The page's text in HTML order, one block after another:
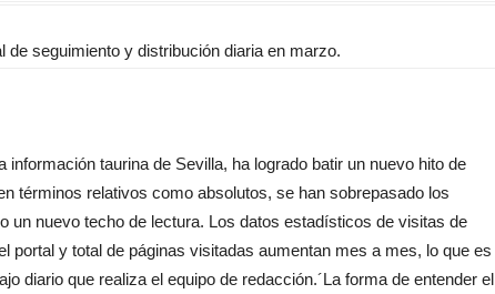
de seguimiento y distribución diaria en marzo.
información taurina de Sevilla, ha logrado batir un nuevo hito de
términos relativos como absolutos, se han sobrepasado los
un nuevo techo de lectura. Los datos estadísticos de visitas de
portal y total de páginas visitadas aumentan mes a mes, lo que es
diario que realiza el equipo de redacción.´La forma de entender el